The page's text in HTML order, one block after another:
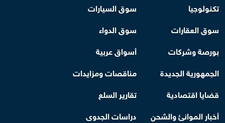
تكنولوجيا
سوق السيارات
سوق العقارات
سوق الدواء
بورصة وشركات
أسواق عربية
الجمهورية الجديدة
مناقصات ومزايدات
قضايا اقتصادية
تقارير السلع
أخبار الموانئ والشحن
دراسات الجدوى